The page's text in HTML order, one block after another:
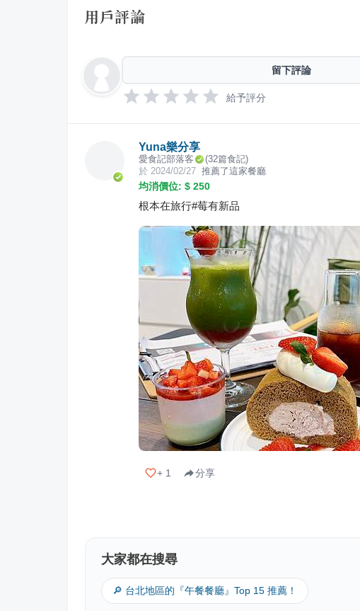
用戶評論
留下評論
給予評分
Yuna樂分享
愛食記部落客 (32篇食記)
於 2024/02/27 推薦了這家餐廳
均消價位: $ 250
根本在旅行#莓有新品
+ 1 分享
大家都在搜尋
🔎 台北地區的『午餐餐廳』Top 15 推薦！